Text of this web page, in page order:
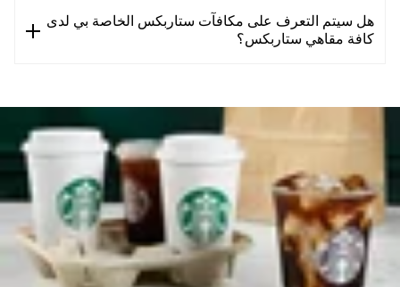
هل سيتم التعرف على مكافآت ستاربكس الخاصة بي لدى
كافة مقاهي ستاربكس؟